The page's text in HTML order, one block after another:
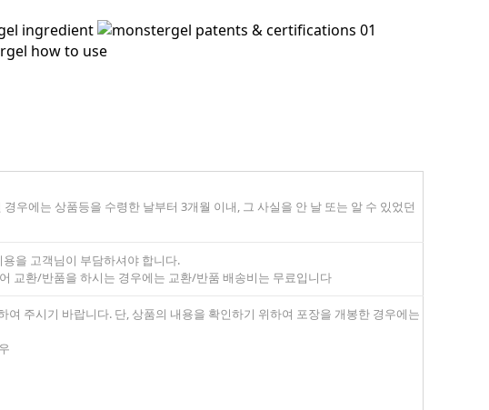
우에는 상품등을 수령한 날부터 3개월 이내, 그 사실을 안 날 또는 알 수 있었던
을 고객님이 부담하셔야 합니다.
교환/반품을 하시는 경우에는 교환/반품 배송비는 무료입니다
주시기 바랍니다. 단, 상품의 내용을 확인하기 위하여 포장을 개봉한 경우에는